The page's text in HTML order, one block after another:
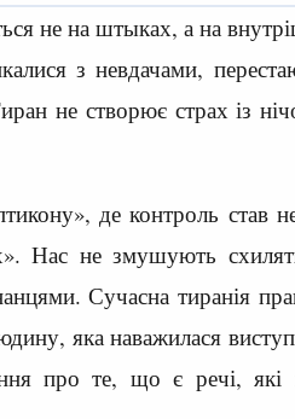
не на штыках, а на
з невдачами,
не створює страх із
де контроль став
Нас не змушують
Сучасна тиранія
яка наважилася
про те, що є речі,